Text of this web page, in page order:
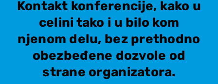
Kontakt konferencije, kako u
celini tako i u bilo kom
njenom delu, bez prethodno
obezbeđene dozvole od
strane organizatora.